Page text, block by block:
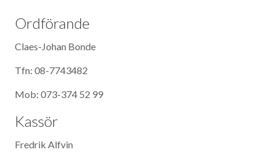
Ordförande
Claes-Johan Bonde
Tfn: 08-7743482
Mob: 073-374 52 99
Kassör
Fredrik Alfvin